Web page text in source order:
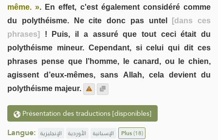
même. ». En effet, c'est également considéré comme
du polythéisme. Ne cite donc pas untel
[dans ces
phrases]
! Puis, il a assuré que tout ceci était du
polythéisme mineur. Cependant, si celui qui dit ces
phrases pense que l’homme, le canard, ou le chien,
agissent d’eux-mêmes, sans Allah, cela devient du
polythéisme majeur.
Présentation des traductions [disponibles]
Langue: الإنجليزية الأوردية الإسبانية Plus(18)